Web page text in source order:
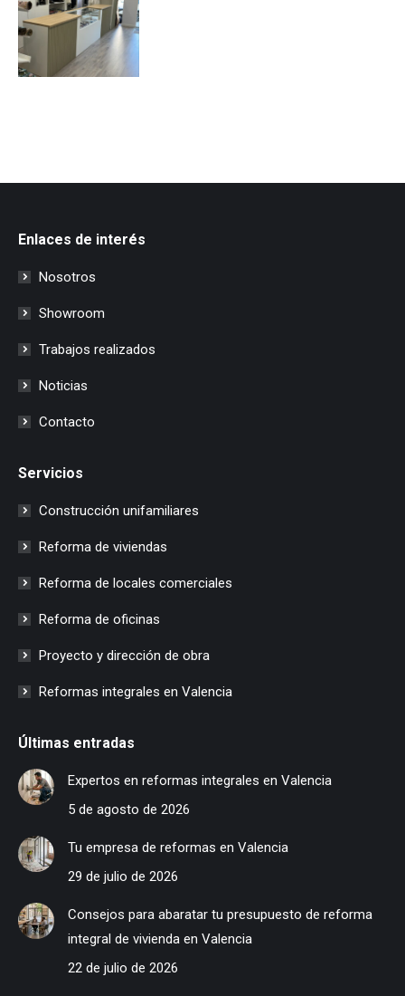
Enlaces de interés
Nosotros
Showroom
Trabajos realizados
Noticias
Contacto
Servicios
Construcción unifamiliares
Reforma de viviendas
Reforma de locales comerciales
Reforma de oficinas
Proyecto y dirección de obra
Reformas integrales en Valencia
Últimas entradas
Expertos en reformas integrales en Valencia
5 de agosto de 2026
Tu empresa de reformas en Valencia
29 de julio de 2026
Consejos para abaratar tu presupuesto de reforma
integral de vivienda en Valencia
22 de julio de 2026